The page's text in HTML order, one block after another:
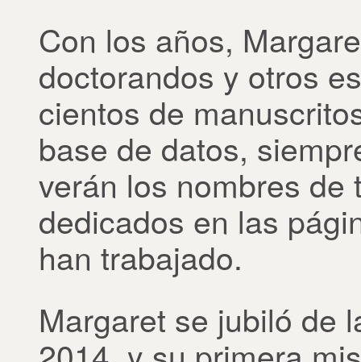
Con los años,
doctorandos y otros
cientos de
base de datos,
verán los nombres de
dedicados en las
han trabajado.
Margaret se jubiló de